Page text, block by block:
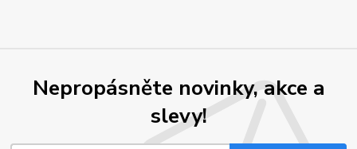
Nepropásněte novinky, akce a
slevy!